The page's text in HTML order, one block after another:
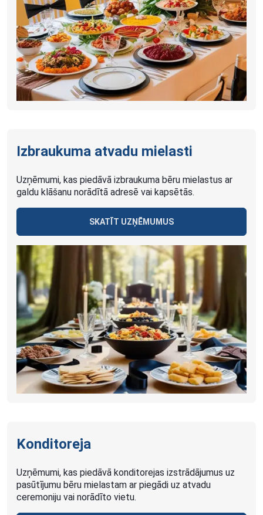
Izbraukuma atvadu mielasti
Uzņēmumi, kas piedāvā izbraukuma bēru mielastus ar
galdu klāšanu norādītā adresē vai kapsētās.
SKATĪT UZŅĒMUMUS
Konditoreja
Uzņēmumi, kas piedāvā konditorejas izstrādājumus uz
pasūtījumu bēru mielastam ar piegādi uz atvadu
ceremoniju vai norādīto vietu.